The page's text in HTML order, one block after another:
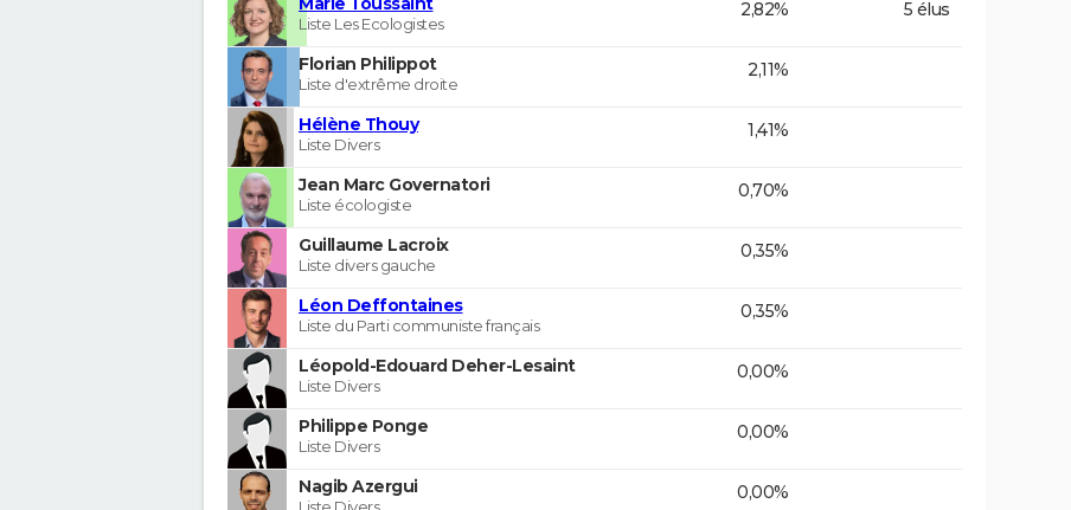
Liste Les Ecologistes
2,82% 5 élus
Florian Philippot
Liste d'extrême droite
2,11%
Hélène Thouy
Liste Divers
1,41%
Jean Marc Governatori
Liste écologiste
0,70%
Guillaume Lacroix
Liste divers gauche
0,35%
Léon Deffontaines
Liste du Parti communiste français
0,35%
Léopold-Edouard Deher-Lesaint
Liste Divers
0,00%
Philippe Ponge
Liste Divers
0,00%
Nagib Azergui 0,00%